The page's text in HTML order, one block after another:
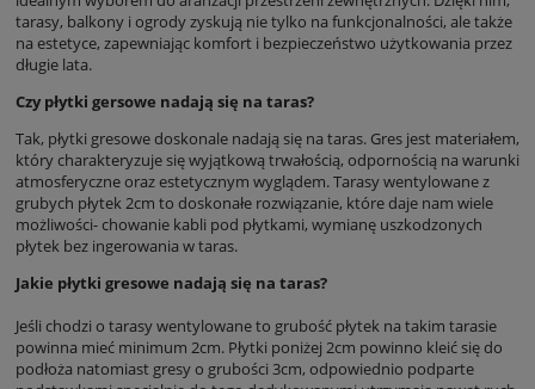
tarasy, balkony i ogrody zyskują nie tylko na funkcjonalności, ale także
na estetyce, zapewniając komfort i bezpieczeństwo użytkowania przez
długie lata.
Czy płytki gersowe nadają się na taras?
Tak, płytki gresowe doskonale nadają się na taras. Gres jest materiałem,
który charakteryzuje się wyjątkową trwałością, odpornością na warunki
atmosferyczne oraz estetycznym wyglądem. Tarasy wentylowane z
grubych płytek 2cm to doskonałe rozwiązanie, które daje nam wiele
możliwości- chowanie kabli pod płytkami, wymianę uszkodzonych
płytek bez ingerowania w taras.
Jakie płytki gresowe nadają się na taras?
Jeśli chodzi o tarasy wentylowane to grubość płytek na takim tarasie
powinna mieć minimum 2cm. Płytki poniżej 2cm powinno kleić się do
podłoża natomiast gresy o grubości 3cm, odpowiednio podparte